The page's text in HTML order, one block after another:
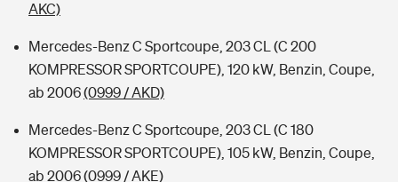
AKC)
Mercedes-Benz C Sportcoupe, 203 CL (C 200
KOMPRESSOR SPORTCOUPE), 120 kW, Benzin, Coupe,
ab 2006(0999 / AKD)
Mercedes-Benz C Sportcoupe, 203 CL (C 180
KOMPRESSOR SPORTCOUPE), 105 kW, Benzin, Coupe,
ab 2006(0999 / AKE)